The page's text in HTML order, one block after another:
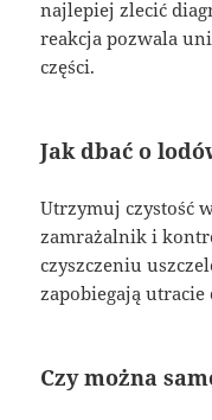
najlepiej zlecić
reakcja pozwala
części.
Jak dbać o
Utrzymuj czystość
zamrażalnik i
czyszczeniu
zapobiegają utracie
Czy można